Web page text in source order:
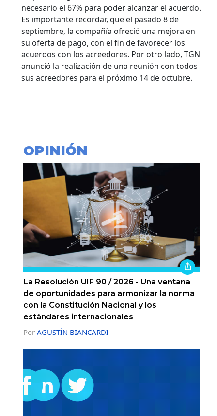
necesario el 67% para poder alcanzar el acuerdo.
Es importante recordar, que el pasado 8 de
septiembre, la compañía ofreció una mejora en
su oferta de pago, con el fin de favorecer los
acuerdos con los acreedores. Por otro lado, TGN
anunció la realización de una reunión con todos
sus acreedores para el próximo 14 de octubre.
OPINIÓN
La Resolución UIF 90 / 2026 - Una ventana
de oportunidades para armonizar la norma
con la Constitución Nacional y los
estándares internacionales
Por AGUSTÍN BIANCARDI